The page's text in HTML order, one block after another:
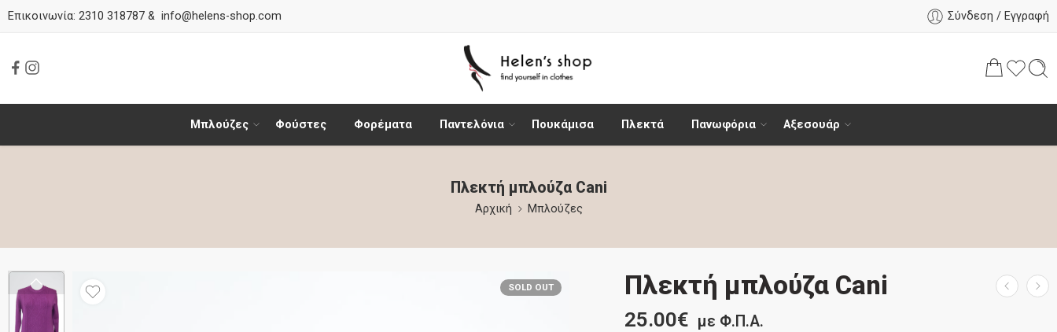
Επικοινωνία: 2310 318787 & info@helens-shop.com Σύνδεση / Εγγραφή
Μπλούζες Φούστες Φορέματα Παντελόνια Πουκάμισα Πλεκτά Πανωφόρια Αξεσουάρ
Πλεκτή μπλούζα Cani
Αρχική Μπλούζες
SOLD OUT Πλεκτή μπλούζα Cani
25.00€ με Φ.Π.Α.